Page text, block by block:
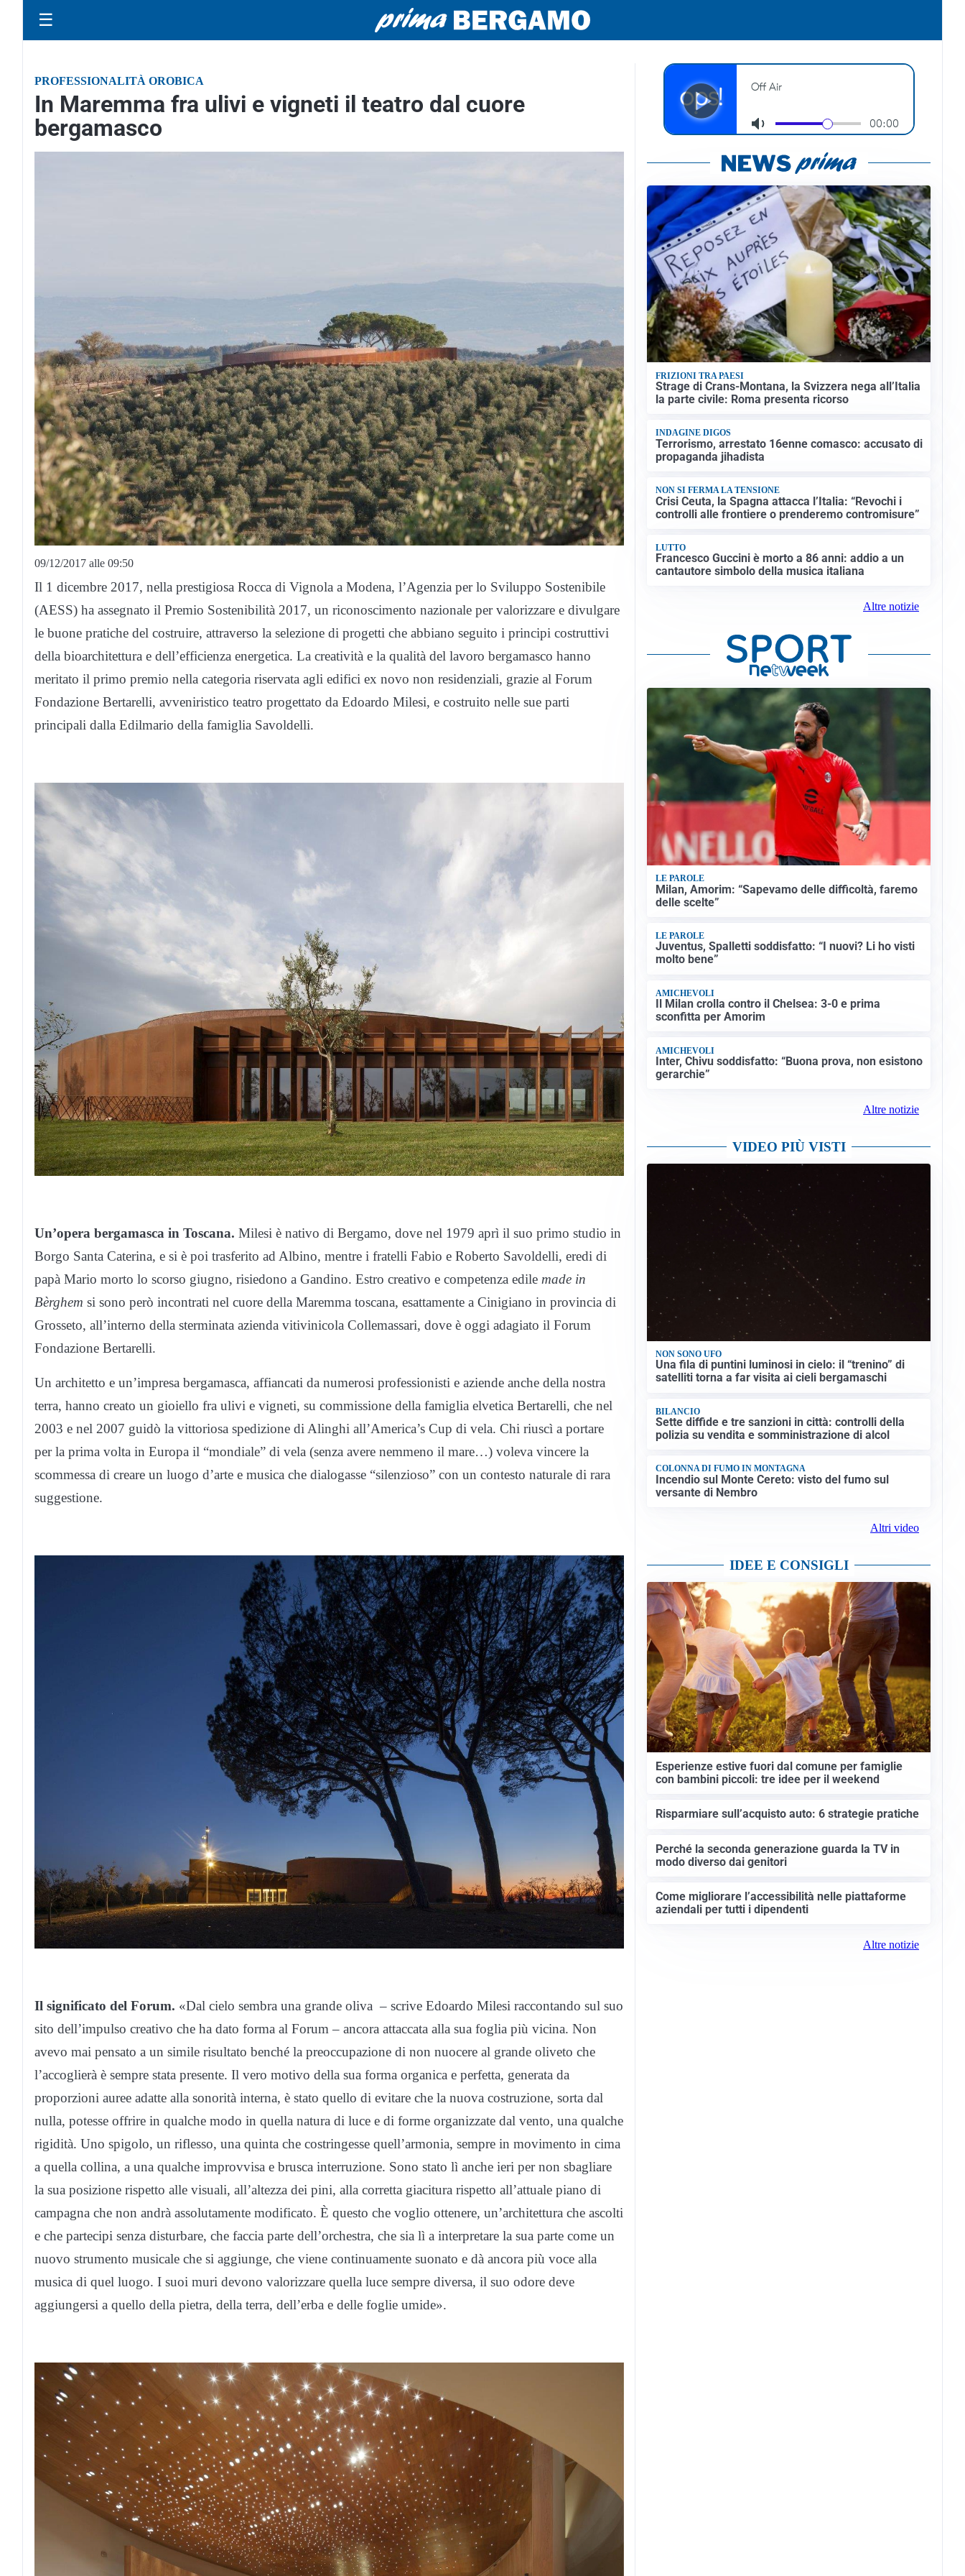
☰
PROFESSIONALITÀ OROBICA
In Maremma fra ulivi e vigneti il teatro dal cuore
bergamasco
09/12/2017 alle 09:50
Il 1 dicembre 2017, nella prestigiosa Rocca di Vignola a Modena, l’Agenzia per lo Sviluppo Sostenibile
(AESS) ha assegnato il Premio Sostenibilità 2017, un riconoscimento nazionale per valorizzare e divulgare
le buone pratiche del costruire, attraverso la selezione di progetti che abbiano seguito i principi costruttivi
della bioarchitettura e dell’efficienza energetica. La creatività e la qualità del lavoro bergamasco hanno
meritato il primo premio nella categoria riservata agli edifici ex novo non residenziali, grazie al Forum
Fondazione Bertarelli, avveniristico teatro progettato da Edoardo Milesi, e costruito nelle sue parti
principali dalla Edilmario della famiglia Savoldelli.
Un’opera bergamasca in Toscana. Milesi è nativo di Bergamo, dove nel 1979 aprì il suo primo studio in
Borgo Santa Caterina, e si è poi trasferito ad Albino, mentre i fratelli Fabio e Roberto Savoldelli, eredi di
papà Mario morto lo scorso giugno, risiedono a Gandino. Estro creativo e competenza edile made in
Bèrghem si sono però incontrati nel cuore della Maremma toscana, esattamente a Cinigiano in provincia di
Grosseto, all’interno della sterminata azienda vitivinicola Collemassari, dove è oggi adagiato il Forum
Fondazione Bertarelli.
Un architetto e un’impresa bergamasca, affiancati da numerosi professionisti e aziende anche della nostra
terra, hanno creato un gioiello fra ulivi e vigneti, su commissione della famiglia elvetica Bertarelli, che nel
2003 e nel 2007 guidò la vittoriosa spedizione di Alinghi all’America’s Cup di vela. Chi riuscì a portare
per la prima volta in Europa il “mondiale” di vela (senza avere nemmeno il mare…) voleva vincere la
scommessa di creare un luogo d’arte e musica che dialogasse “silenzioso” con un contesto naturale di rara
suggestione.
Il significato del Forum. «Dal cielo sembra una grande oliva – scrive Edoardo Milesi raccontando sul suo
sito dell’impulso creativo che ha dato forma al Forum – ancora attaccata alla sua foglia più vicina. Non
avevo mai pensato a un simile risultato benché la preoccupazione di non nuocere al grande oliveto che
l’accoglierà è sempre stata presente. Il vero motivo della sua forma organica e perfetta, generata da
proporzioni auree adatte alla sonorità interna, è stato quello di evitare che la nuova costruzione, sorta dal
nulla, potesse offrire in qualche modo in quella natura di luce e di forme organizzate dal vento, una qualche
rigidità. Uno spigolo, un riflesso, una quinta che costringesse quell’armonia, sempre in movimento in cima
a quella collina, a una qualche improvvisa e brusca interruzione. Sono stato lì anche ieri per non sbagliare
la sua posizione rispetto alle visuali, all’altezza dei pini, alla corretta giacitura rispetto all’attuale piano di
campagna che non andrà assolutamente modificato. È questo che voglio ottenere, un’architettura che ascolti
e che partecipi senza disturbare, che faccia parte dell’orchestra, che sia lì a interpretare la sua parte come un
nuovo strumento musicale che si aggiunge, che viene continuamente suonato e dà ancora più voce alla
musica di quel luogo. I suoi muri devono valorizzare quella luce sempre diversa, il suo odore deve
aggiungersi a quello della pietra, della terra, dell’erba e delle foglie umide».
FRIZIONI TRA PAESI
Strage di Crans-Montana, la Svizzera nega all’Italia
la parte civile: Roma presenta ricorso
INDAGINE DIGOS
Terrorismo, arrestato 16enne comasco: accusato di
propaganda jihadista
NON SI FERMA LA TENSIONE
Crisi Ceuta, la Spagna attacca l’Italia: “Revochi i
controlli alle frontiere o prenderemo contromisure”
LUTTO
Francesco Guccini è morto a 86 anni: addio a un
cantautore simbolo della musica italiana
Altre notizie
LE PAROLE
Milan, Amorim: “Sapevamo delle difficoltà, faremo
delle scelte”
LE PAROLE
Juventus, Spalletti soddisfatto: “I nuovi? Li ho visti
molto bene”
AMICHEVOLI
Il Milan crolla contro il Chelsea: 3-0 e prima
sconfitta per Amorim
AMICHEVOLI
Inter, Chivu soddisfatto: “Buona prova, non esistono
gerarchie”
Altre notizie
VIDEO PIÙ VISTI
NON SONO UFO
Una fila di puntini luminosi in cielo: il “trenino” di
satelliti torna a far visita ai cieli bergamaschi
BILANCIO
Sette diffide e tre sanzioni in città: controlli della
polizia su vendita e somministrazione di alcol
COLONNA DI FUMO IN MONTAGNA
Incendio sul Monte Cereto: visto del fumo sul
versante di Nembro
Altri video
IDEE E CONSIGLI
Esperienze estive fuori dal comune per famiglie
con bambini piccoli: tre idee per il weekend
Risparmiare sull’acquisto auto: 6 strategie pratiche
Perché la seconda generazione guarda la TV in
modo diverso dai genitori
Come migliorare l’accessibilità nelle piattaforme
aziendali per tutti i dipendenti
Altre notizie